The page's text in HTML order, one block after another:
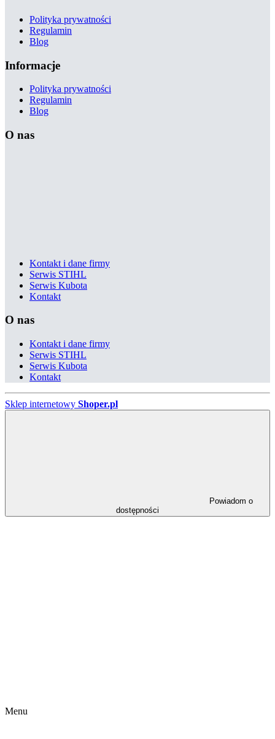
Polityka prywatności
Regulamin
Blog
Informacje
Polityka prywatności
Regulamin
Blog
O nas
Kontakt i dane firmy
Serwis STIHL
Serwis Kubota
Kontakt
O nas
Kontakt i dane firmy
Serwis STIHL
Serwis Kubota
Kontakt
Sklep internetowy Shoper.pl
dostępności
Menu